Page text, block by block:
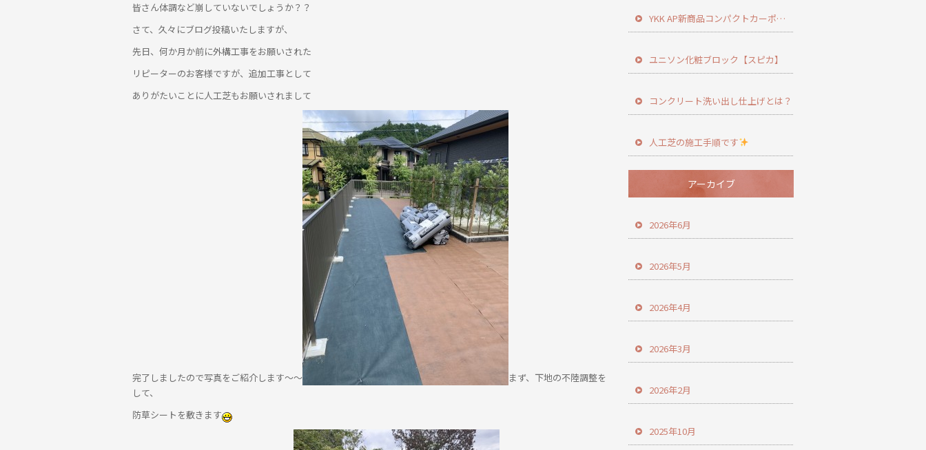
皆さん体調など崩していないでしょうか？？
さて、久々にブログ投稿いたしますが、
先日、何か月か前に外構工事をお願いされた
リピーターのお客様ですが、追加工事として
ありがたいことに人工芝もお願いされまして
完了しましたので写真をご紹介します～～
まず、下地の不陸調整を
して、
防草シートを敷きます
YKK AP新商品コンパクトカーポート登場！
ユニソン化粧ブロック【スピカ】
コンクリート洗い出し仕上げとは？
人工芝の施工手順です
アーカイブ
2026年6月
2026年5月
2026年4月
2026年3月
2026年2月
2025年10月